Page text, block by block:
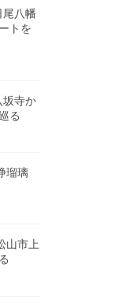
八幡
トを
坂寺か
る
瑠璃
山市上